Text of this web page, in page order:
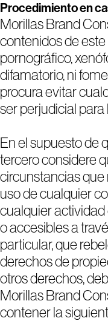
Procedimiento en
Morillas Brand
contenidos de
pornográfico,
difamatorio, ni
procura evitar
ser perjudicial para
En el supuesto de
tercero considere
circunstancias que
uso de cualquier
cualquier
o accesibles a
particular, que
derechos de
otros derechos,
Morillas Brand
contener la